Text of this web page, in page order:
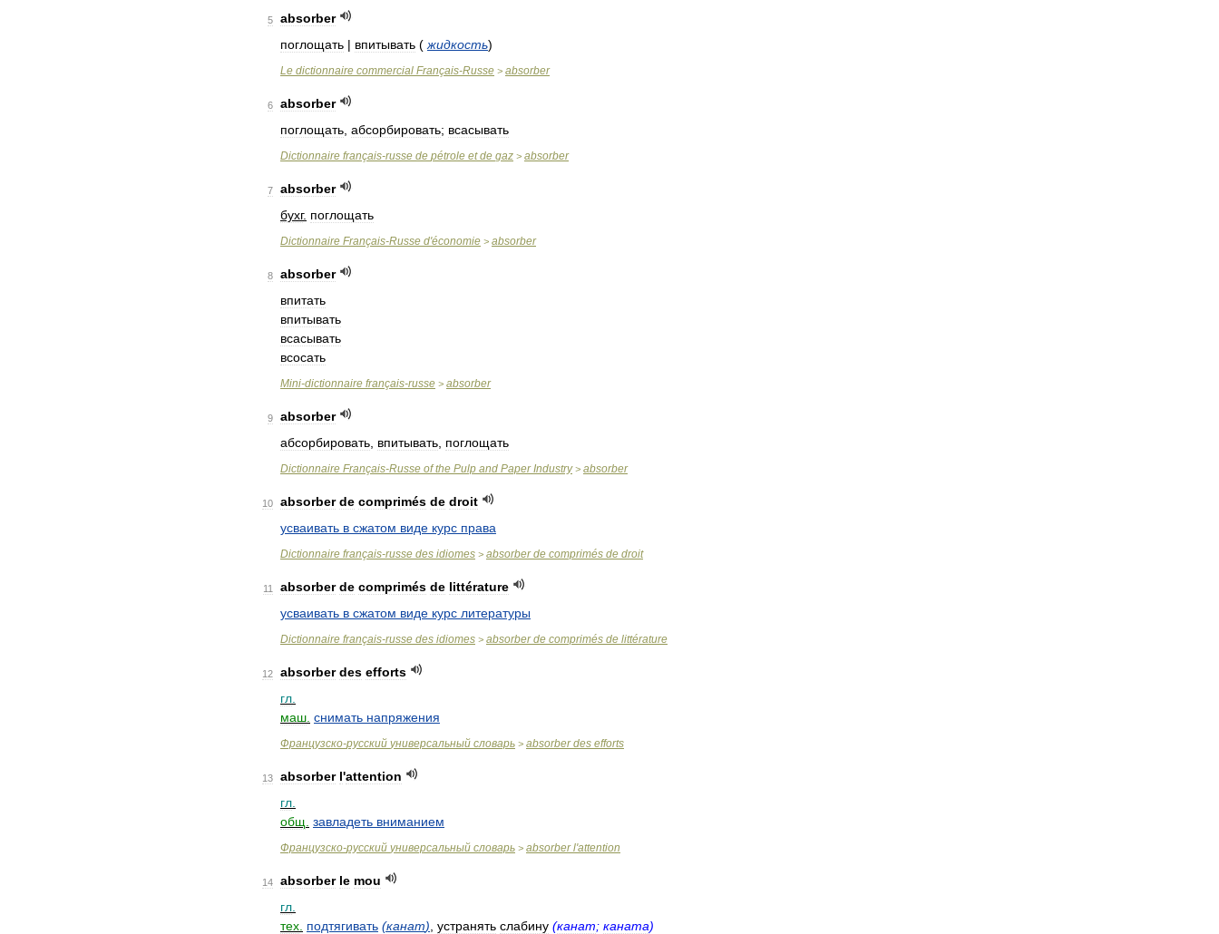
5
absorber
поглощать | впитывать ( жидкость)
Le dictionnaire commercial Français-Russe > absorber
6
absorber
поглощать абсорбировать; всасывать
Dictionnaire français-russe de pétrole et de gaz > absorber
7
absorber
бухг. поглощать
Dictionnaire Français-Russe d'économie > absorber
8
absorber
впитать
впитывать
всасывать
всосать
Mini-dictionnaire français-russe > absorber
9
absorber
абсорбировать впитывать поглощать
Dictionnaire Français-Russe of the Pulp and Paper Industry> absorber
10 absorber de comprimés de droit
усваивать в сжатом виде курс права
Dictionnaire français-russe des idiomes > absorber de comprimés de droit
11 absorber de comprimés de littérature
усваивать в сжатом виде курс литературы
Dictionnaire français-russe des idiomes > absorber de comprimés de littérature
12 absorber des efforts
гл
маш снимать напряжения
Французско-русский универсальный словарь > absorber des efforts
13 absorber l'attention
гл
общ завладеть вниманием
Французско-русский универсальный словарь > absorber l'attention
14 absorber le mou
гл
тех подтягивать (канат) устранять слабину (канат; каната)